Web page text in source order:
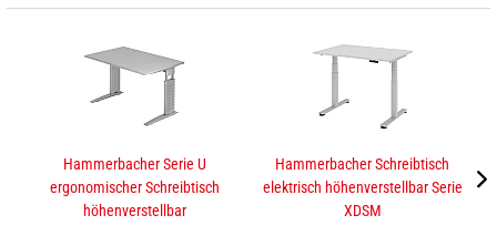
Hammerbacher Serie U
ergonomischer Schreibtisch
höhenverstellbar
Hammerbacher Schreibtisch
elektrisch höhenverstellbar Serie
XDSM